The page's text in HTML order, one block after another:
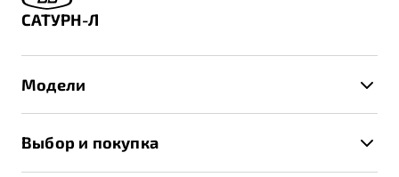
САТУРН-Л
Модели
Выбор и покупка